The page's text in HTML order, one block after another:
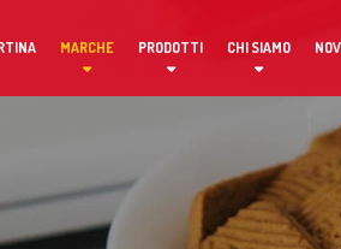
MARCHE PRODOTTI CHI SIAMO